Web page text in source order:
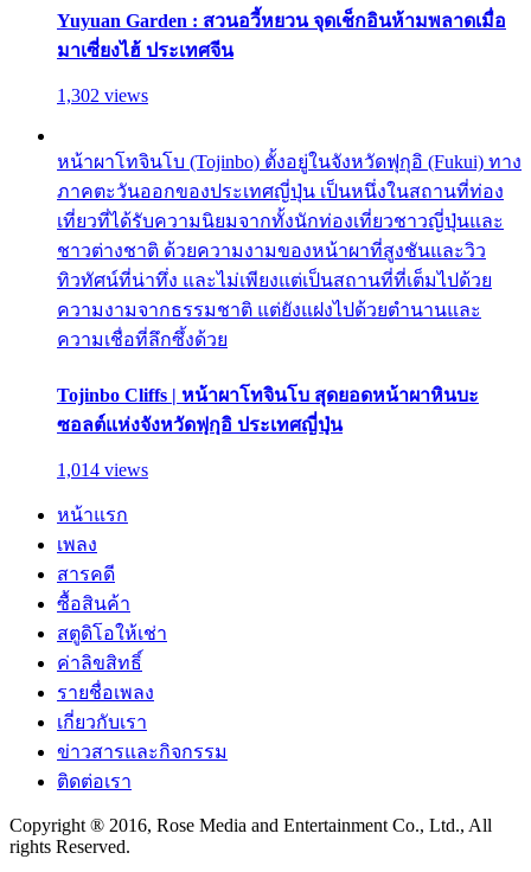
Yuyuan Garden : สวนอวี้หยวน จุดเช็กอินห้ามพลาดเมื่อ
มาเซี่ยงไฮ้ ประเทศจีน
1,302 views
หน้าผาโทจินโบ (Tojinbo) ตั้งอยู่ในจังหวัดฟุกุอิ (Fukui) ทาง
ภาคตะวันออกของประเทศญี่ปุ่น เป็นหนึ่งในสถานที่ท่อง
เที่ยวที่ได้รับความนิยมจากทั้งนักท่องเที่ยวชาวญี่ปุ่นและ
ชาวต่างชาติ ด้วยความงามของหน้าผาที่สูงชันและวิว
ทิวทัศน์ที่น่าทึ่ง และไม่เพียงแต่เป็นสถานที่ที่เต็มไปด้วย
ความงามจากธรรมชาติ แต่ยังแฝงไปด้วยตำนานและ
ความเชื่อที่ลึกซึ้งด้วย
Tojinbo Cliffs | หน้าผาโทจินโบ สุดยอดหน้าผาหินบะ
ซอลต์แห่งจังหวัดฟุกุอิ ประเทศญี่ปุ่น
1,014 views
หน้าแรก
เพลง
สารคดี
ซื้อสินค้า
สตูดิโอให้เช่า
ค่าลิขสิทธิ์
รายชื่อเพลง
เกี่ยวกับเรา
ข่าวสารและกิจกรรม
ติดต่อเรา
Copyright ® 2016, Rose Media and Entertainment Co., Ltd., All
rights Reserved.